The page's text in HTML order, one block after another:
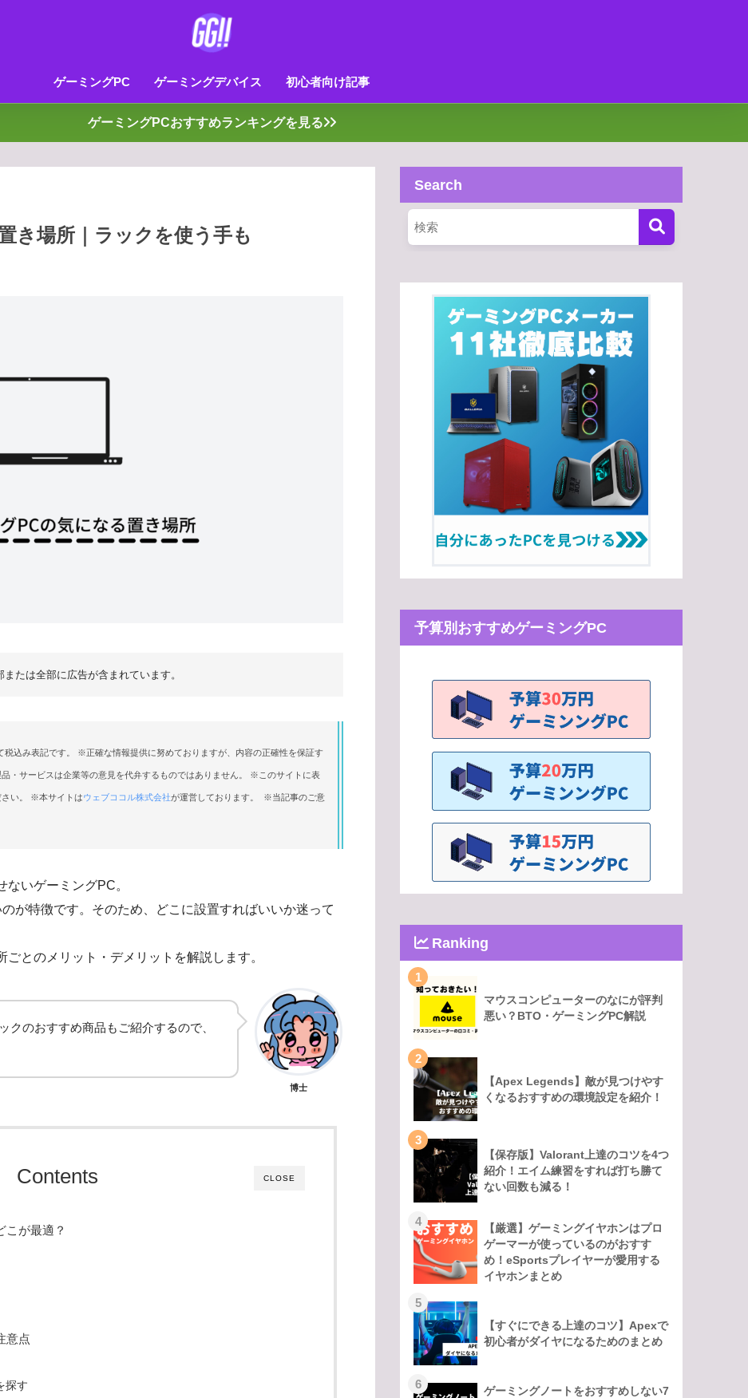
ゲーミングPC ゲーミングデバイス 初心者向け記事
ゲーミングPCおすすめランキングを見る
き場所｜ラックを使う手も
たは全部に広告が含まれています。
税込み表記です。 ※正確な情報提供に努めておりますが、内容の正確性を保証す
・サービスは企業等の意見を代弁するものではありません。 ※このサイトに表
さい。 ※本サイトはウェブココル株式会社が運営しております。 ※当記事のご意
いゲーミングPC。
が特徴です。そのため、どこに設置すればいいか迷って
とのメリット・デメリットを解説します。
クのおすすめ商品もご紹介するので、
博士
CLOSE
Contents
こが最適？
意点
探す
Search
予算別おすすめゲーミングPC
Ranking
1
マウスコンピューターのなにが評判
悪い？BTO・ゲーミングPC解説
2
【Apex Legends】敵が見つけやす
くなるおすすめの環境設定を紹介！
3
【保存版】Valorant上達のコツを4つ
紹介！エイム練習をすれば打ち勝て
ない回数も減る！
4
【厳選】ゲーミングイヤホンはプロ
ゲーマーが使っているのがおすす
め！eSportsプレイヤーが愛用する
イヤホンまとめ
5
【すぐにできる上達のコツ】Apexで
初心者がダイヤになるためのまとめ
6
ゲーミングノートをおすすめしない7